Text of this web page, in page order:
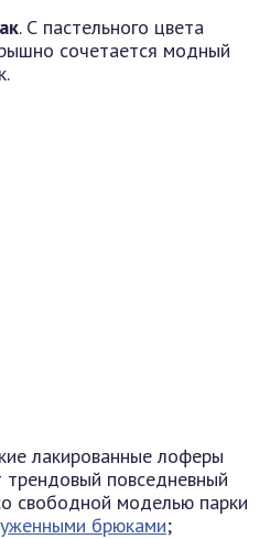
. С пастельного цвета
сочетается модный
лакированные лоферы
повседневный
свободной моделью парки
брюками;